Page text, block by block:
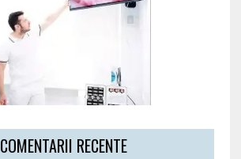
COMENTARII RECENTE